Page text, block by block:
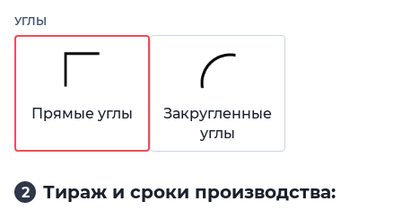
УГЛЫ
Прямые углы
Закругленные
углы
2 Тираж и сроки производства: